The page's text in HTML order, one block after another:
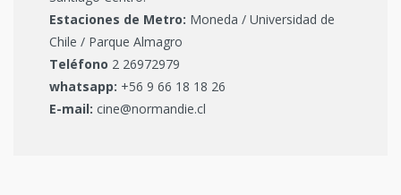
Estaciones de Metro: Moneda / Universidad de
Chile / Parque Almagro
Teléfono 2 26972979
whatsapp: +56 9 66 18 18 26
E-mail: cine@normandie.cl